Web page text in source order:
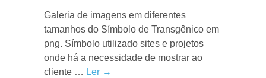
Galeria de imagens em diferentes
tamanhos do Símbolo de Transgênico em
png. Símbolo utilizado sites e projetos
onde há a necessidade de mostrar ao
cliente … Ler →